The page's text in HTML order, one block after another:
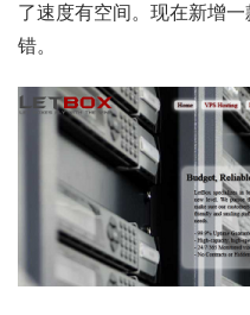
了速度有空间。现在新增
错。